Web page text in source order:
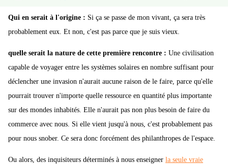
Qui en serait à l'origine : Si ça se passe de mon vivant, ça sera très
probablement eux. Et non, c'est pas parce que je suis vieux.
quelle serait la nature de cette première rencontre : Une civilisation
capable de voyager entre les systèmes solaires en nombre suffisant pour
déclencher une invasion n'aurait aucune raison de le faire, parce qu'elle
pourrait trouver n'importe quelle ressource en quantité plus importante
sur des mondes inhabités. Elle n'aurait pas non plus besoin de faire du
commerce avec nous. Si elle vient jusqu'à nous, c'est probablement pas
pour nous snober. Ce sera donc forcément des philanthropes de l'espace.
Ou alors, des inquisiteurs déterminés à nous enseigner la seule vraie